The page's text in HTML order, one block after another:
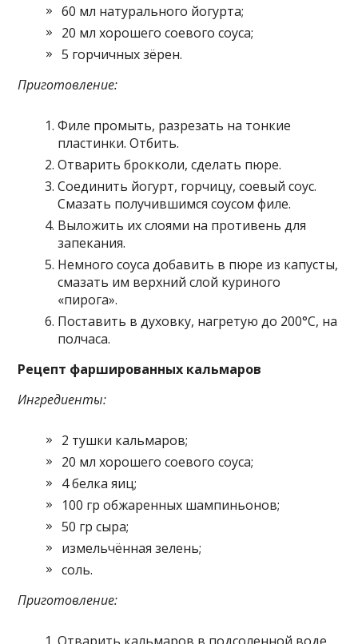
60 мл натурального йогурта;
20 мл хорошего соевого соуса;
5 горчичных зёрен.
Приготовление:
Филе промыть, разрезать на тонкие
пластинки. Отбить.
Отварить брокколи, сделать пюре.
Соединить йогурт, горчицу, соевый соус.
Смазать получившимся соусом филе.
Выложить их слоями на противень для
запекания.
Немного соуса добавить в пюре из капусты,
смазать им верхний слой куриного
«пирога».
Поставить в духовку, нагретую до 200°С, на
полчаса.
Рецепт фаршированных кальмаров
Ингредиенты:
2 тушки кальмаров;
20 мл хорошего соевого соуса;
4 белка яиц;
100 гр обжаренных шампиньонов;
50 гр сыра;
измельчённая зелень;
соль.
Приготовление: